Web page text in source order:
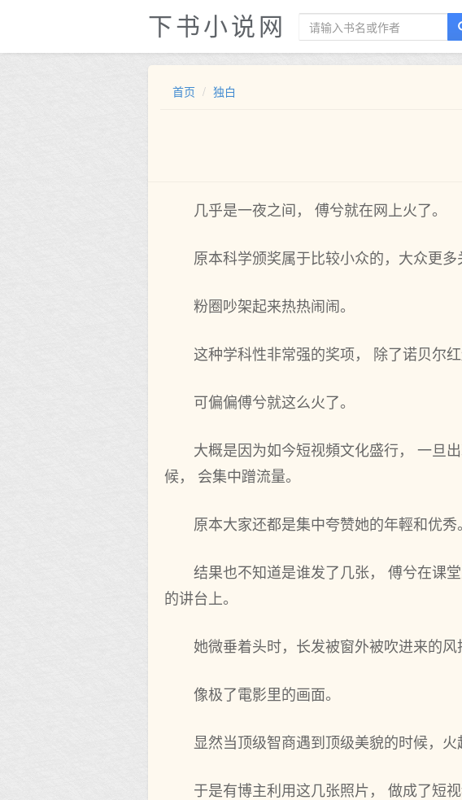
下书小说网
首页 独白
几乎是一夜之间， 傅兮就在网上火了。
原本科学颁奖属于比较小众的，大众更
粉圈吵架起来热热闹闹。
这种学科性非常强的奖项， 除了诺贝尔
可偏偏傅兮就这么火了。
大概是因为如今短视頻文化盛行， 一旦
候， 会集中蹭流量。
原本大家还都是集中夸赞她的年輕和优秀
结果也不知道是谁发了几张， 傅兮在课
的讲台上。
她微垂着头时，长发被窗外被吹进来的风
像极了電影里的画面。
显然当顶级智商遇到顶级美貌的时候，火
于是有博主利用这几张照片， 做成了短